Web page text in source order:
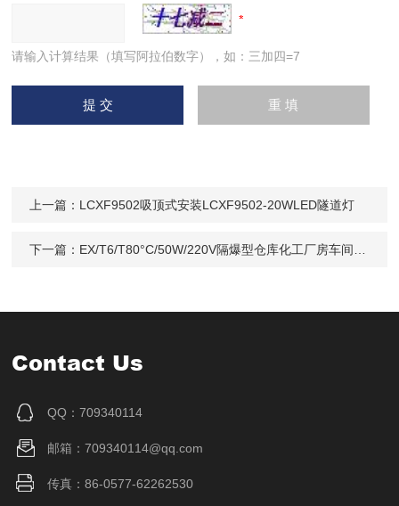
请输入计算结果（填写阿拉伯数字），如：三加四=7
上一篇： LCXF9502吸顶式安装LCXF9502-20WLED隧道灯
下一篇： EX/T6/T80°C/50W/220V隔爆型仓库化工厂房车间加油站圆形防腐爆灯
Contact Us
QQ：709340114
邮箱：709340114@qq.com
传真：86-0577-62262530